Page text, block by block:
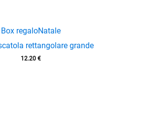
Box regaloNatale
rettangolare grande
12.20 €